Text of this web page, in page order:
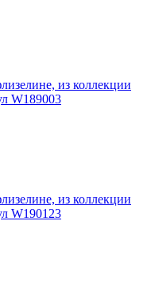
из коллекции
W189003
из коллекции
W190123